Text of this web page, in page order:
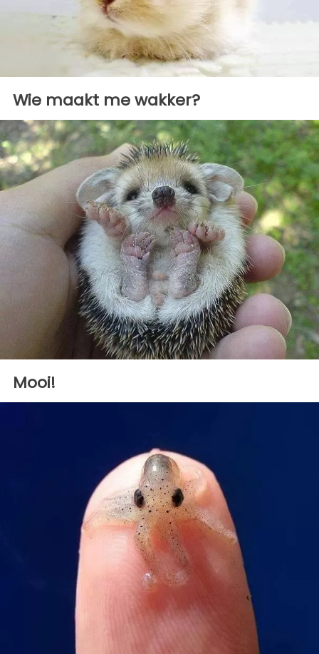
Wie maakt me wakker?
Mooi!